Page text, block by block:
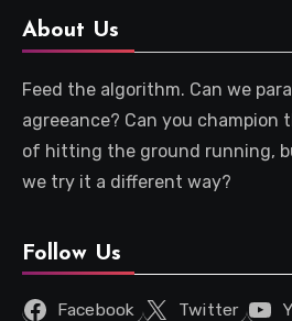
About Us
Feed the algorithm. Can we
agreeance? Can you
of hitting the ground running,
we try it a different way?
Follow Us
Facebook Twitter